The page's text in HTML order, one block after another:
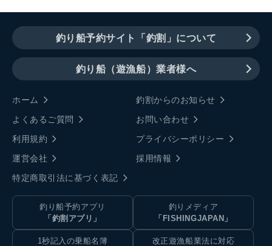
釣り船予約サイト「釣割」について
釣り船（遊漁船）業者様へ
ホーム
釣割からのお知らせ
よくあるご質問
お問い合わせ
利用規約
プライバシーポリシー
運営会社
採用情報
特定商取引法に基づく表記
釣り船予約アプリ
「釣割アプリ」
釣りメディア
「FISHINGJAPAN」
1秒記入の乗船名簿
改正遊漁船業法に対応